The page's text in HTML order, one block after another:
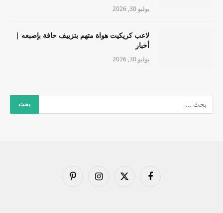
يوليو 30, 2026
لاعب كريكيت هواة متهم بتزييف حافة بإصبعه |
أخبار
يوليو 30, 2026
فيسبوك
X
الانستغرامبينتيريست